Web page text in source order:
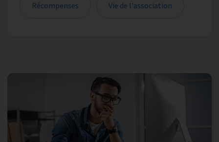
Récompenses Vie de l'association